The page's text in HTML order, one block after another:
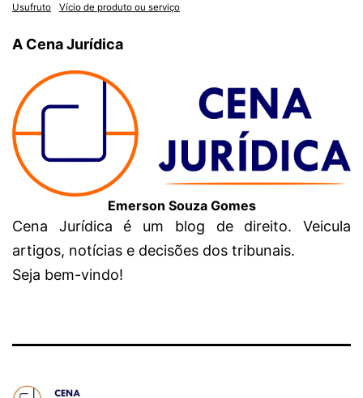
Usufruto Vício de produto ou serviço
A Cena Jurídica
Emerson Souza Gomes
Cena Jurídica é um blog de direito. Veicula
artigos, notícias e decisões dos tribunais.
Seja bem-vindo!